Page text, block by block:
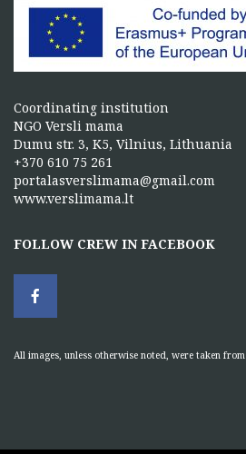
Coordinating institution
NGO Versli mama
Dumu str. 3, K5, Vilnius, Lithuania
+370 610 75 261
portalasverslimama@gmail.com
www.verslimama.lt
FOLLOW CREW IN FACEBOOK
All images, unless otherwise noted, were taken